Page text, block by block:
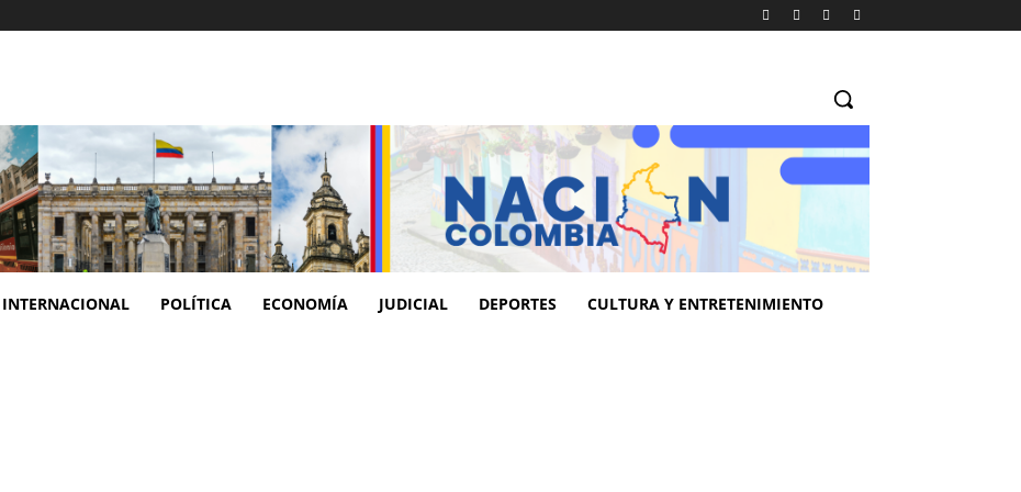
INTERNACIONAL POLÍTICA ECONOMÍA JUDICIAL DEPORTES CULTURA Y ENTRETENIMIENTO